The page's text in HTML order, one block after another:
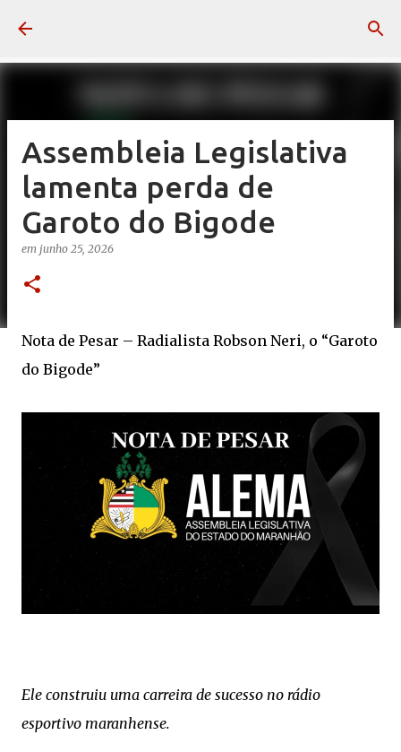
Assembleia Legislativa
lamenta perda de
Garoto do Bigode
em junho 25, 2026
Nota de Pesar – Radialista Robson Neri, o “Garoto
do Bigode”
Ele construiu uma carreira de sucesso no rádio
esportivo maranhense.